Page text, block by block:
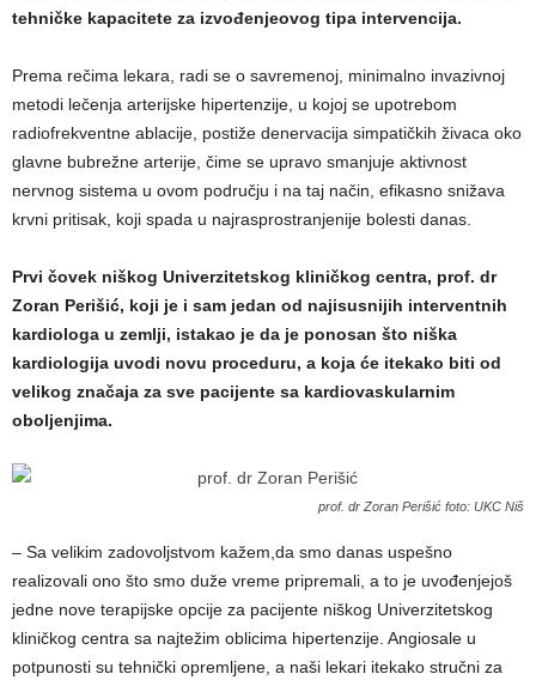
tehničke kapacitete za izvođenjeovog tipa intervencija.
Prema rečima lekara, radi se o savremenoj, minimalno invazivnoj
metodi lečenja arterijske hipertenzije, u kojoj se upotrebom
radiofrekventne ablacije, postiže denervacija simpatičkih živaca oko
glavne bubrežne arterije, čime se upravo smanjuje aktivnost
nervnog sistema u ovom području i na taj način, efikasno snižava
krvni pritisak, koji spada u najrasprostranjenije bolesti danas.
Prvi čovek niškog Univerzitetskog kliničkog centra, prof. dr
Zoran Perišić, koji je i sam jedan od najisusnijih interventnih
kardiologa u zemlji, istakao je da je ponosan što niška
kardiologija uvodi novu proceduru, a koja će itekako biti od
velikog značaja za sve pacijente sa kardiovaskularnim
oboljenjima.
prof. dr Zoran Perišić foto: UKC Niš
– Sa velikim zadovoljstvom kažem,da smo danas uspešno
realizovali ono što smo duže vreme pripremali, a to je uvođenjejoš
jedne nove terapijske opcije za pacijente niškog Univerzitetskog
kliničkog centra sa najtežim oblicima hipertenzije. Angiosale u
potpunosti su tehnički opremljene, a naši lekari itekako stručni za